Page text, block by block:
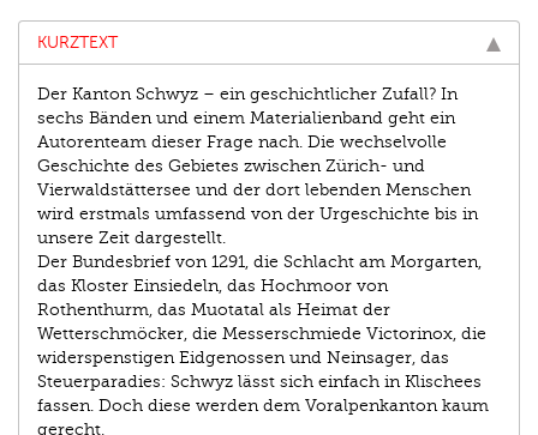
KURZTEXT
Der Kanton Schwyz – ein geschichtlicher Zufall? In
sechs Bänden und einem Materialienband geht ein
Autorenteam dieser Frage nach. Die wechselvolle
Geschichte des Gebietes zwischen Zürich- und
Vierwaldstättersee und der dort lebenden Menschen
wird erstmals umfassend von der Urgeschichte bis in
unsere Zeit dargestellt.
Der Bundesbrief von 1291, die Schlacht am Morgarten,
das Kloster Einsiedeln, das Hochmoor von
Rothenthurm, das Muotatal als Heimat der
Wetterschmöcker, die Messerschmiede Victorinox, die
widerspenstigen Eidgenossen und Neinsager, das
Steuerparadies: Schwyz lässt sich einfach in Klischees
fassen. Doch diese werden dem Voralpenkanton kaum
gerecht.